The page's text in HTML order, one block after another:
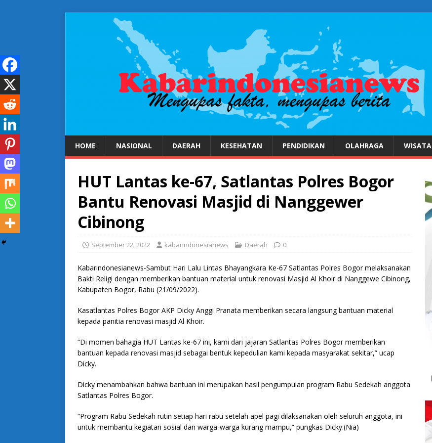
HOME NASIONAL DAERAH KESEHATAN PENDIDIKAN OLAHRAGA WISATA
HUT Lantas ke-67, Satlantas Polres Bogor
Bantu Renovasi Masjid di Nanggewer
Cibinong
September 22, 2022 kabarindonesianews Daerah 0
Kabarindonesianews-Sambut Hari Lalu Lintas Bhayangkara Ke-67 Satlantas Polres Bogor melaksanakan
Bakti Religi dengan memberikan bantuan material untuk renovasi Masjid Al Khoir di Nanggewe Cibinong,
Kabupaten Bogor, Rabu (21/09/2022).
Kasatlantas Polres Bogor AKP Dicky Anggi Pranata memberikan secara langsung bantuan material
kepada panitia renovasi masjid Al Khoir.
“Di momen bahagia HUT Lantas ke-67 ini, kami dari jajaran Satlantas Polres Bogor memberikan
bantuan kepada renovasi masjid sebagai bentuk kepedulian kami kepada masyarakat sekitar,” ucap
Dicky.
Dicky menambahkan bahwa bantuan ini merupakan hasil pengumpulan program Rabu Sedekah anggota
Satlantas Polres Bogor.
“Program Rabu Sedekah rutin setiap hari rabu setelah apel pagi dilaksanakan oleh seluruh anggota, ini
untuk membantu kegiatan sosial dan warga-warga kurang mampu,” pungkas Dicky.(Nia)